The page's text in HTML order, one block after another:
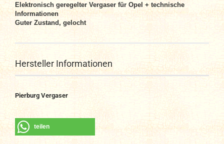
Elektronisch geregelter Vergaser für Opel + technische
Informationen
Guter Zustand, gelocht
Hersteller Informationen
Pierburg Vergaser
teilen